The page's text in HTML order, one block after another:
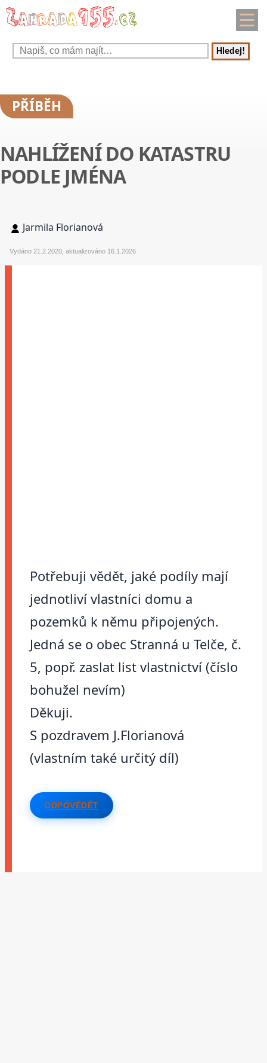
Hledej!
PŘÍBĚH
NAHLÍŽENÍ DO KATASTRU
PODLE JMÉNA
Jarmila Florianová
Vydáno 21.2.2020, aktualizováno 16.1.2026
Potřebuji vědět, jaké podíly mají
jednotliví vlastníci domu a
pozemků k němu připojených.
Jedná se o obec Stranná u Telče, č.
5, popř. zaslat list vlastnictví (číslo
bohužel nevím)
Děkuji.
S pozdravem J.Florianová
(vlastním také určitý díl)
ODPOVĚDĚT